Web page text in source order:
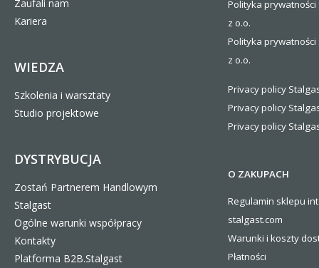
Zaufali nam
Kariera
WIEDZA
Szkolenia i warsztaty
Studio projektowe
DYSTRYBUCJA
Zostań Partnerem Handlowym
Stalgast
Ogólne warunki współpracy
Kontakty
Platforma B2B.Stalgast
Polityka
z o.o.
Polityka
z o.o.
Privacy policy
Privacy policy
Privacy policy
O ZAKUPACH
Regulamin sklepu
stalgast.com
Warunki i koszty
Płatności